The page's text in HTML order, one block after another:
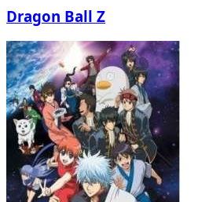
Dragon Ball Z